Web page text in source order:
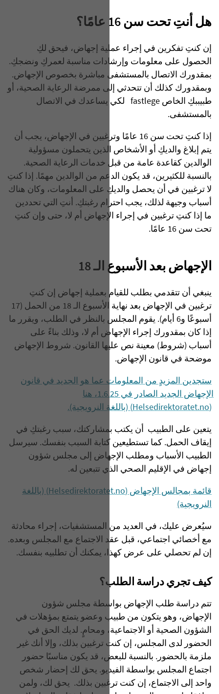
هل أنتِ تحت سن 16 عامًا؟
إن كنتِ تفكرين في إجراء عملية إجهاض، فيحق لكِ
الحصول على معلومات وإرشادات مناسبة لعمركِ ونضجكِ.
بمقدورك الاتصال بالمستشفى مباشرة بخصوص الإجهاض.
وبمقدورك كذلك أن تتحدثي إلى ممرضة الرعاية الصحية، أو
طبيببكِ الخاص fastlege لكي يساعدك في الاتصال
بالمستشفى.
إذا كنتِ تحت سن 16 عامًا وترغبين في الإجهاض، يجب أن
يتم إبلاغ والديكِ أو الأشخاص الذين يتحملون مسؤولية
الوالدين كقاعدة عامة من قبل خدمات الرعاية الصحية.
بالنسبة للكثيرين، قد يكون الدعم من الوالدين مهمًا. إذا كنتِ
لا ترغبين في أن يحصل والديكِ على المعلومات، وكان هناك
أسباب وجيهة لذلك، يجب احترام رغبتكِ. أنتِ التي تحددين
ما إذا كنتِ ترغبين في إجراء الإجهاض أم لا، حتى وإن كنتِ
تحت سن 16 عامًا.
الإجهاض بعد الأسبوع الـ 18
ينبغي أن تتقدمي بطلب للقيام بعملية إجهاض إن كنتِ
ترغبين في الإجهاض بعد نهاية الأسبوع الـ 18 من الحمل (17
أسبوعًا و6 أيام). يقوم المجلس بالنظر في الطلب، ويقرر ما
إذا كان بمقدورك إجراء الإجهاض أم لا، وذلك بناءً على
أسباب (شروط) معينة نص عليها القانون. شروط الإجهاض
موضحة في قانون الإجهاض.
ستجدين المزيدٍ من المعلومات عما هو الجديد في قانون
الإجهاض الجديد الصادر في 1.6.25، هنا
(Helsedirektoratet.no) (باللغة النرويجية).
يتعين على الطبيب أن يكتب بمشاركتك، سبب رغبتكِ في
إيقاف الحمل. كما تستطيعين كتابة السبب بنفسك. سيرسل
الطبيب الأسباب ومطلب الإجهاض إلى مجلس شؤون
إجهاض في الإقليم الصحي الذي تتبعين له.
قائمة بمجالس الإجهاض (Helsedirektoratet.no) (باللغة
النرويجية)
سيُعرض عليك، في العديد من المستشفيات، إجراء محادثة
مع أخصائي اجتماعي، قبل عقد الاجتماع مع المجلس وبعده.
إن لم تحصلي على عرض كهذا، يمكنك أن تطلبيه بنفسك.
كيف تجري دراسة الطلب؟
تتم دراسة طلب الإجهاض بواسطة مجلس شؤون
الإجهاض، وهو يتكون من طبيب وعضو يتمتع بمؤهلات في
الشؤون الصحية أو الاجتماعية، ومحامٍ. لديك الحق في
الحضور لدى المجلس، إن كنت ترغبين بذلك، وإلا أنك غير
ملزمة بالحضور. بالنسبة للبعض، قد يكون مناسبًا حضور
اجتماع المجلس بواسطة الفيديو. يحق لك إحضار شخص
واحد إلى الاجتماع، إن كنت ترغبين بذلك. يحق لك، ولمن